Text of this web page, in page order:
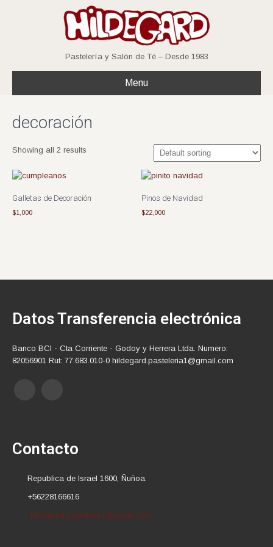
Pastelería y Salón de Té – Desde 1983
Menu
decoración
Showing all 2 results
Galletas de Decoración
$1,000
Pinos de Navidad
$22,000
Datos Transferencia electrónica
Banco BCI - Cta Corriente - Godoy y Herrera Ltda. Numero:
82056901 Rut: 77.683.010-0 hildegard.pasteleria1@gmail.com
Contacto
Republica de Israel 1600, Ñuñoa.
+56228166616
hildegard.pasteleria1@gmail.com